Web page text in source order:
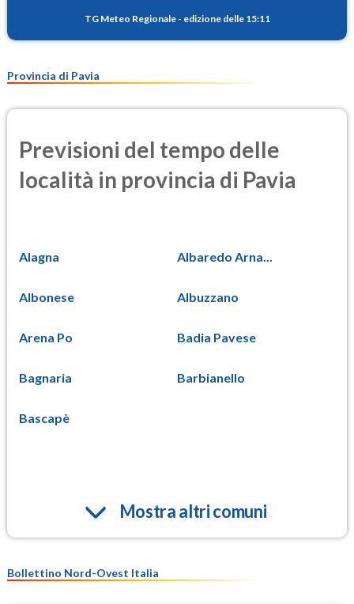
TG Meteo Regionale - edizione delle 15:11
Provincia di Pavia
Previsioni del tempo delle
località in provincia di Pavia
Alagna Albaredo Arna...
Albonese Albuzzano
Arena Po Badia Pavese
Bagnaria Barbianello
Bascapè
Mostra altri comuni
Bollettino Nord-Ovest Italia